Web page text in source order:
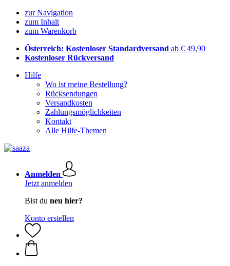
zur Navigation
zum Inhalt
zum Warenkorb
Österreich: Kostenloser Standardversand ab € 49,90
Kostenloser Rückversand
Hilfe
Wo ist meine Bestellung?
Rücksendungen
Versandkosten
Zahlungsmöglichkeiten
Kontakt
Alle Hilfe-Themen
Anmelden
Jetzt anmelden
Bist du neu hier?
Konto erstellen